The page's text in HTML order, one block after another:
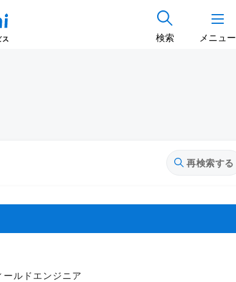
検索 メニュー
再検索する
ルドエンジニア